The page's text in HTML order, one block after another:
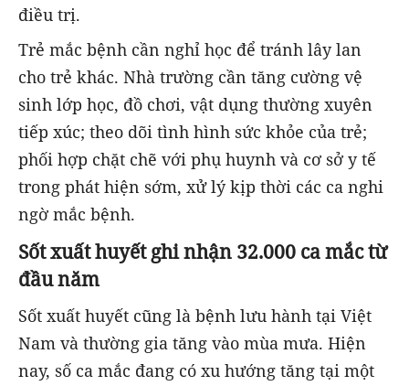
điều trị.
Trẻ mắc bệnh cần nghỉ học để tránh lây lan
cho trẻ khác. Nhà trường cần tăng cường vệ
sinh lớp học, đồ chơi, vật dụng thường xuyên
tiếp xúc; theo dõi tình hình sức khỏe của trẻ;
phối hợp chặt chẽ với phụ huynh và cơ sở y tế
trong phát hiện sớm, xử lý kịp thời các ca nghi
ngờ mắc bệnh.
Sốt xuất huyết ghi nhận 32.000 ca mắc từ
đầu năm
Sốt xuất huyết cũng là bệnh lưu hành tại Việt
Nam và thường gia tăng vào mùa mưa. Hiện
nay, số ca mắc đang có xu hướng tăng tại một